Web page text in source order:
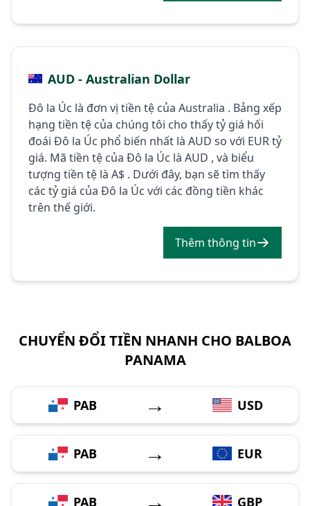
AUD - Australian Dollar
Đô la Úc là đơn vị tiền tệ của Australia . Bảng xếp
hạng tiền tệ của chúng tôi cho thấy tỷ giá hối
đoái Đô la Úc phổ biến nhất là AUD so với EUR tỷ
giá. Mã tiền tệ của Đô la Úc là AUD , và biểu
tượng tiền tệ là A$ . Dưới đây, bạn sẽ tìm thấy
các tỷ giá của Đô la Úc với các đồng tiền khác
trên thế giới.
Thêm thông tin
CHUYỂN ĐỔI TIỀN NHANH CHO BALBOA
PANAMA
PAB → USD
PAB → EUR
PAB GBP